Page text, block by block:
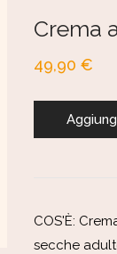
su 5
Crema
49,90 €
COS'È:
secche